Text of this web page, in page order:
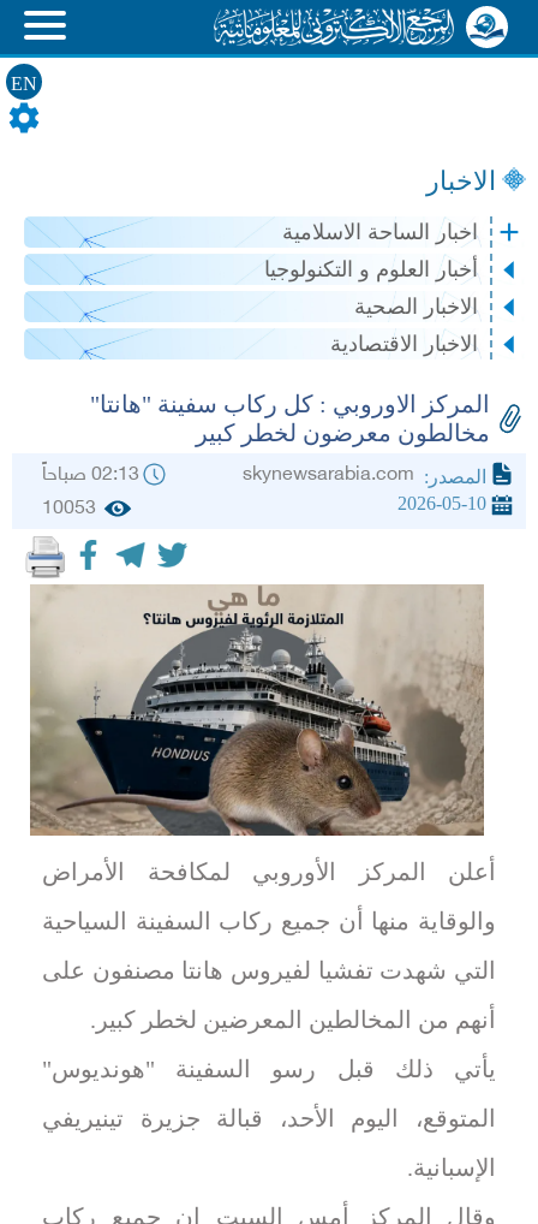
EN
الاخبار
اخبار الساحة الاسلامية
أخبار العلوم و التكنولوجيا
الاخبار الصحية
الاخبار الاقتصادية
المركز الاوروبي : كل ركاب سفينة "هانتا"
مخالطون معرضون لخطر كبير
المصدر: 02:13 صباحاً
2026-05-10
10053
أعلن المركز الأوروبي لمكافحة الأمراض
والوقاية منها أن جميع ركاب السفينة السياحية
التي شهدت تفشيا لفيروس هانتا مصنفون على
أنهم من المخالطين المعرضين لخطر كبير.
يأتي ذلك قبل رسو السفينة "هونديوس"
المتوقع، اليوم الأحد، قبالة جزيرة تينيريفي
الإسبانية.
وقال المركز أمس السبت إن جميع ركاب